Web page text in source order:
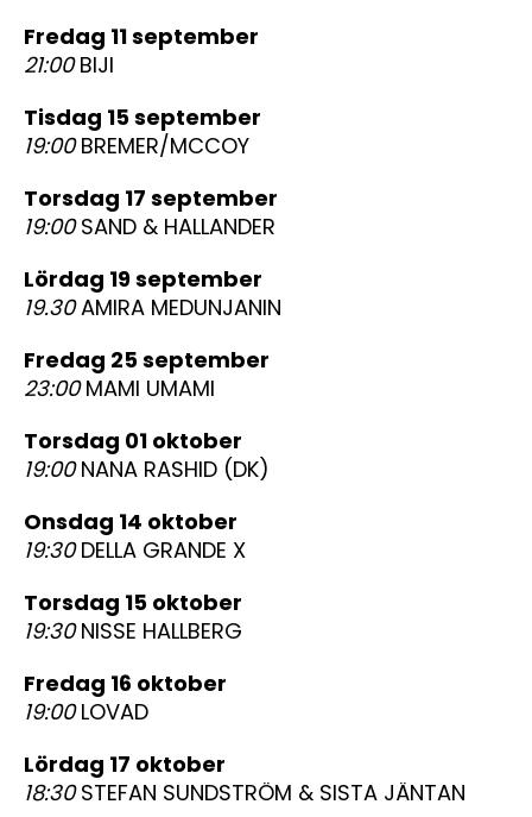
fredag 11 september
21:00BIJI
tisdag 15 september
19:00BREMER/MCCOY
torsdag 17 september
19:00SAND & HALLANDER
lördag 19 september
19.30AMIRA MEDUNJANIN
fredag 25 september
23:00MAMI UMAMI
torsdag 01 oktober
19:00NANA RASHID (DK)
onsdag 14 oktober
19:30DELLA GRANDE X
torsdag 15 oktober
19:30NISSE HALLBERG
fredag 16 oktober
19:00LOVAD
lördag 17 oktober
18:30STEFAN SUNDSTRÖM & SISTA JÄNTAN